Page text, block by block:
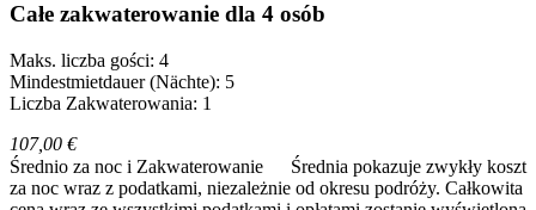
Całe zakwaterowanie dla 4 osób
Maks. liczba gości: 4
Mindestmietdauer (Nächte): 5
Liczba Zakwaterowania: 1
107,00 €
Średnio za noc i Zakwaterowanie
Średnia pokazuje zwykły koszt
za noc wraz z podatkami, niezależnie od okresu podróży. Całkowita